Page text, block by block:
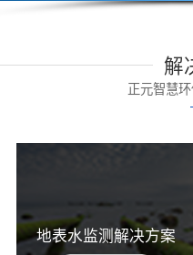
解
正元智慧
地表水监测解决方案